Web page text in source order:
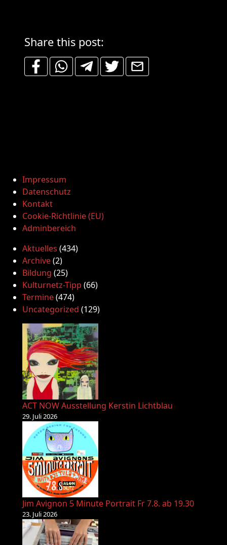
Share this post:
Impressum
Datenschutz
Kontakt
Cookie-Richtlinie (EU)
Adminbereich
Aktuelles (434)
Archive(2)
Bildung (25)
Kulturnetz-Tipp (66)
Termine(474)
Uncategorized (129)
ACT NOW Ausstellung Kerstin Lichtblau
29. Juli 2026
Jim Avignon 5 Minute Portrait Fr 7.8. ab 19.30
23. Juli 2026